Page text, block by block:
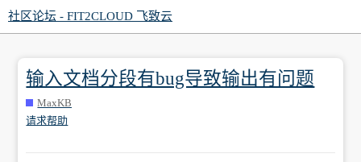
社区论坛 - FIT2CLOUD 飞致云
输入文档分段有bug导致输出有问题
MaxKB
请求帮助